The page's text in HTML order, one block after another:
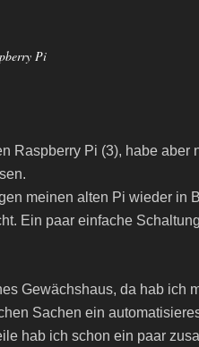
Pi
Raspberry Pi (3), habe aber
meinen alten Pi wieder in
Ein paar einfache
Gewächshaus, da hab ich
Sachen ein
hab ich schon ein paar